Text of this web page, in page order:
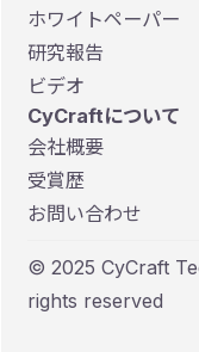
ホワイトペーパー
研究報告
ビデオ
CyCraftについて
会社概要
受賞歴
お問い合わせ
© 2025 CyCraft
rights reserved